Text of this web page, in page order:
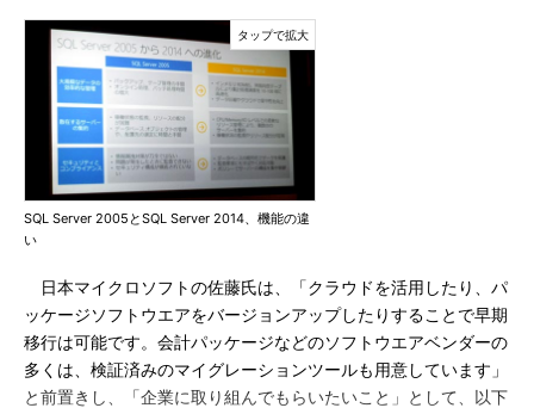
SQL Server 2005とSQL Server 2014、機能の違
い
日本マイクロソフトの佐藤氏は、「クラウドを活用したり、パ
ッケージソフトウエアをバージョンアップしたりすることで早期
移行は可能です。会計パッケージなどのソフトウエアベンダーの
多くは、検証済みのマイグレーションツールも用意しています」
と前置きし、「企業に取り組んでもらいたいこと」として、以下